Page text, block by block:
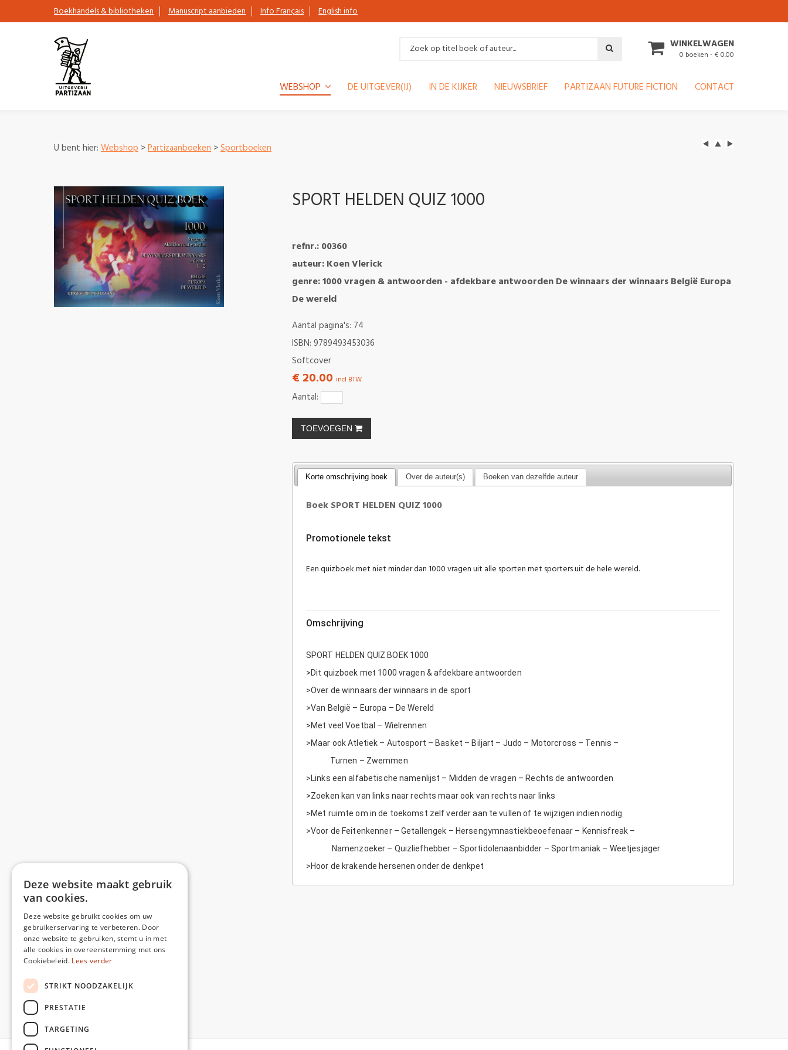
Boekhandels & bibliotheken Manuscript aanbieden Info Français English info
WINKELWAGEN
0 boeken - € 0.00
WEBSHOP DE UITGEVER(IJ) IN DE KIJKER NIEUWSBRIEF PARTIZAAN FUTURE FICTION CONTACT
U bent hier: Webshop >Partizaanboeken >Sportboeken
SPORT HELDEN QUIZ 1000
refnr.: 00360
auteur: Koen Vlerick
genre: 1000 vragen & antwoorden - afdekbare antwoorden De winnaars der winnaars België Europa
De wereld
Aantal pagina's: 74
ISBN: 9789493453036
Softcover
€ 20.00 incl BTW
Aantal:
TOEVOEGEN
Korte omschrijving boek Over de auteur(s) Boeken van dezelfde auteur
Boek SPORT HELDEN QUIZ 1000
Promotionele tekst
Een quizboek met niet minder dan 1000 vragen uit alle sporten met sporters uit de hele wereld.
Omschrijving
SPORT HELDEN QUIZ BOEK 1000
>Dit quizboek met 1000 vragen & afdekbare antwoorden
>Over de winnaars der winnaars in de sport
>Van België – Europa – De Wereld
>Met veel Voetbal – Wielrennen
>Maar ook Atletiek – Autosport – Basket – Biljart – Judo – Motorcross – Tennis –
Turnen – Zwemmen
>Links een alfabetische namenlijst – Midden de vragen – Rechts de antwoorden
>Zoeken kan van links naar rechts maar ook van rechts naar links
>Met ruimte om in de toekomst zelf verder aan te vullen of te wijzigen indien nodig
>Voor de Feitenkenner – Getallengek – Hersengymnastiekbeoefenaar – Kennisfreak –
Namenzoeker – Quizliefhebber – Sportidolenaanbidder – Sportmaniak – Weetjesjager
>Hoor de krakende hersenen onder de denkpet
Deze website maakt gebruik
van cookies.
Deze website gebruikt cookies om uw
gebruikerservaring te verbeteren. Door
onze website te gebruiken, stemt u in met
alle cookies in overeenstemming met ons
Cookiebeleid. Lees verder
STRIKT NOODZAKELIJK
PRESTATIE
TARGETING